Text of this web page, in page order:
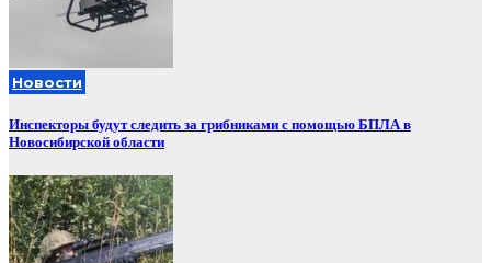
Новости
Инспекторы будут следить за грибниками с помощью БПЛА в
Новосибирской области